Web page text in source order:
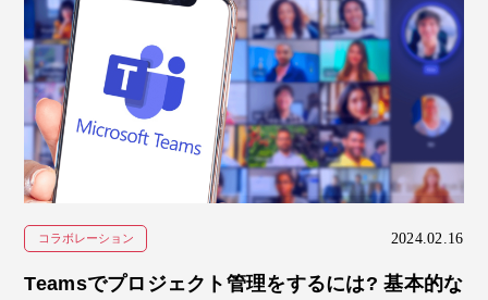
コラボレーション 2024.02.16
Teamsでプロジェクト管理をするには? 基本的な